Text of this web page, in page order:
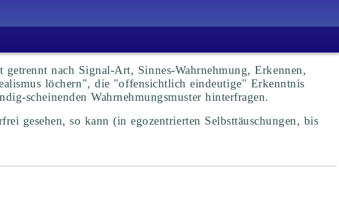
nach Signal-Art, Sinnes-Wahrnehmung, Erkennen,
löchern", die "offensichtlich eindeutige" Erkenntnis
scheinenden Wahrnehmungsmuster hinterfragen.
gesehen, so kann (in egozentrierten Selbsttäuschungen, bis